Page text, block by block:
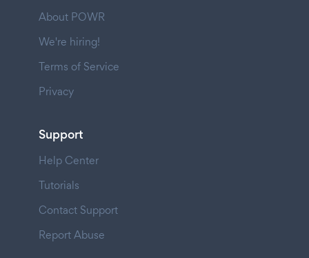
About POWR
We're hiring!
Terms of Service
Privacy
Support
Help Center
Tutorials
Contact Support
Report Abuse